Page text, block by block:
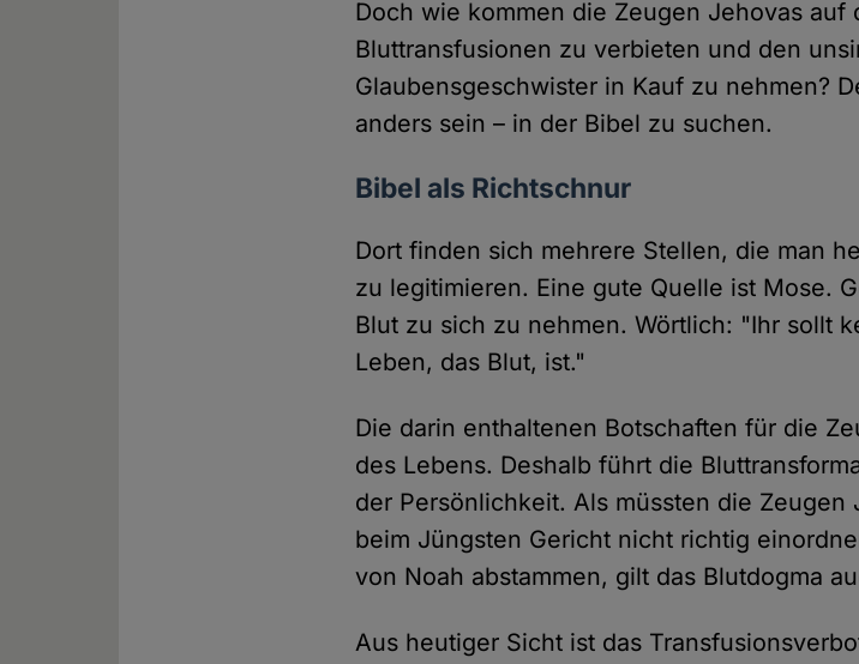
Doch wie kommen die Zeugen Jehovas auf
Bluttransfusionen zu verbieten und den
Glaubensgeschwister in Kauf zu nehmen?
anders sein – in der Bibel zu suchen.
Bibel als Richtschnur
Dort finden sich mehrere Stellen, die man
zu legitimieren. Eine gute Quelle ist Mose.
Blut zu sich zu nehmen. Wörtlich: "Ihr sollt
Leben, das Blut, ist."
Die darin enthaltenen Botschaften für die
des Lebens. Deshalb führt die
der Persönlichkeit. Als müssten die
beim Jüngsten Gericht nicht richtig
von Noah abstammen, gilt das Blutdogma
Aus heutiger Sicht ist das